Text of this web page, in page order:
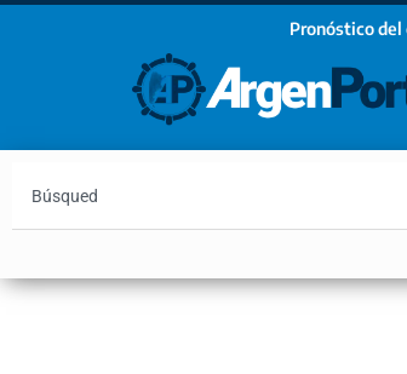
Pronóstico del
¡Sumate a nuestro
Email
Estoy de acuerdo con las